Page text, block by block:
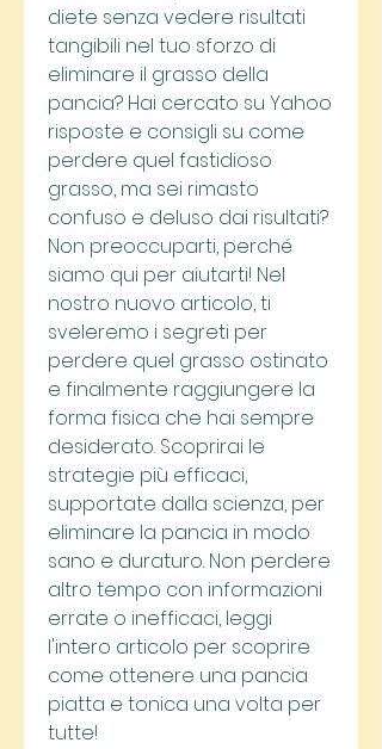
diete senza vedere risultati
tangibili nel tuo sforzo di
eliminare il grasso della
pancia? Hai cercato su Yahoo
risposte e consigli su come
perdere quel fastidioso
grasso, ma sei rimasto
confuso e deluso dai risultati?
Non preoccuparti, perché
siamo qui per aiutarti! Nel
nostro nuovo articolo, ti
sveleremo i segreti per
perdere quel grasso ostinato
e finalmente raggiungere la
forma fisica che hai sempre
desiderato. Scoprirai le
strategie più efficaci,
supportate dalla scienza, per
eliminare la pancia in modo
sano e duraturo. Non perdere
altro tempo con informazioni
errate o inefficaci, leggi
l'intero articolo per scoprire
come ottenere una pancia
piatta e tonica una volta per
tutte!